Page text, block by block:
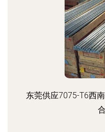
东莞供应7075-T6西